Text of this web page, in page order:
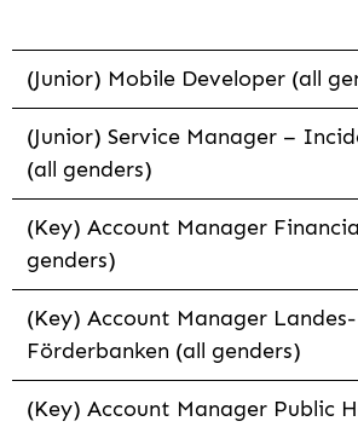
(Junior) Mobile Developer (all
(Junior) Service Manager –
(all genders)
(Key) Account Manager
genders)
(Key) Account Manager
Förderbanken (all genders)
(Key) Account Manager Public